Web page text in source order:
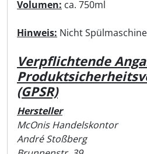
Volumen: ca. 750ml
Hinweis: Nicht
Verpflichtende
(GPSR)
Hersteller
McOnis Handelskontor
André Stoßberg